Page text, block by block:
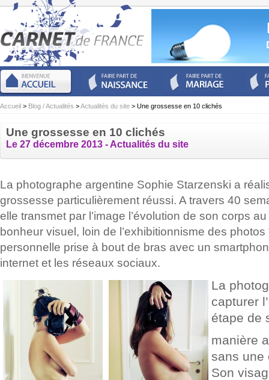
Accueil > Blog / Actualités >Actualités du site > Une grossesse en 10 clichés
Une grossesse en 10 clichés
Le 27 décembre 2013 -Actualités du site
La photographe argentine Sophie Starzenski a
grossesse particulièrement réussi. A travers 40
elle transmet par l’image l’évolution de son corps
bonheur visuel, loin de l’exhibitionnisme des photos
personnelle prise à bout de bras avec un
internet et les réseaux sociaux.
La
capturer
étape de
manière
sans une
Son